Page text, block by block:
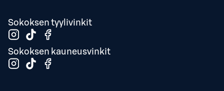
Sokoksen tyylivinkit
Sokoksen kauneusvinkit